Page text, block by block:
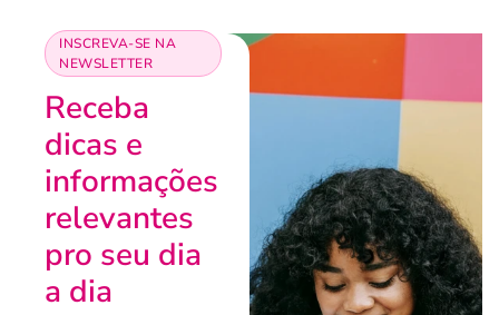
INSCREVA-SE NA
NEWSLETTER
Receba
dicas e
informações
relevantes
pro seu dia
a dia